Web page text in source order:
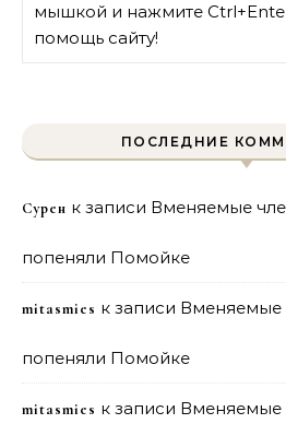
мышкой и нажмите
помощь сайту!
ПОСЛЕДНИЕ
Сурен к записи Вменяемые
попеняли Помойке
mitasmies к записи Вменяемые
попеняли Помойке
mitasmies к записи Вменяемые